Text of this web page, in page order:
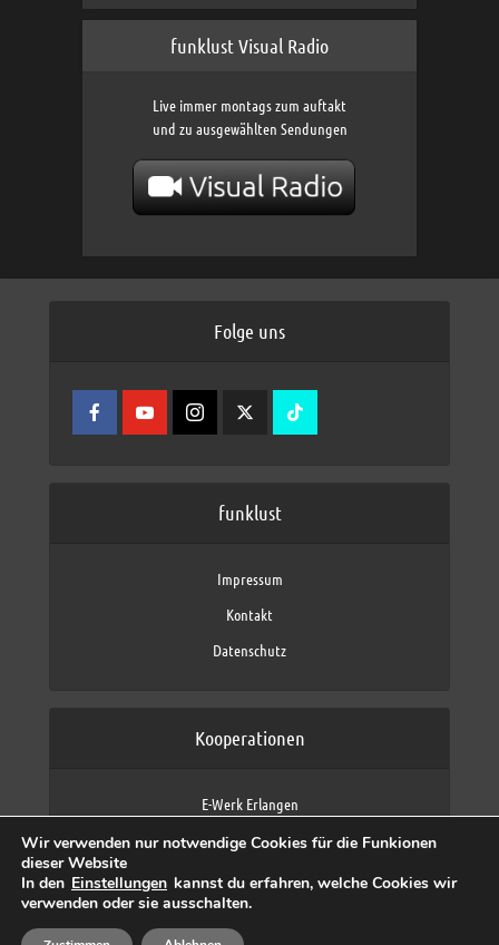
funklust Visual Radio
Live immer montags zum auftakt
und zu ausgewählten Sendungen
Folge uns
funklust
Impressum
Kontakt
Datenschutz
Kooperationen
E-Werk Erlangen
Fraunhofer IIS
max neo (AFK max)
Wir verwenden nur notwendige Cookies für die Funkionen
dieser Website
In den Einstellungen kannst du erfahren, welche Cookies wir
verwenden oder sie ausschalten.